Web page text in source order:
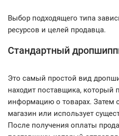
Выбор подходящего типа
ресурсов и целей продавца.
Стандартный
Это самый простой вид
находит поставщика, который
информацию о товарах. Затем
магазин или использует
После получения оплаты